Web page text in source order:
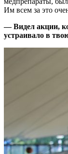
Им всем за это
— Видел акции,
устраивало в